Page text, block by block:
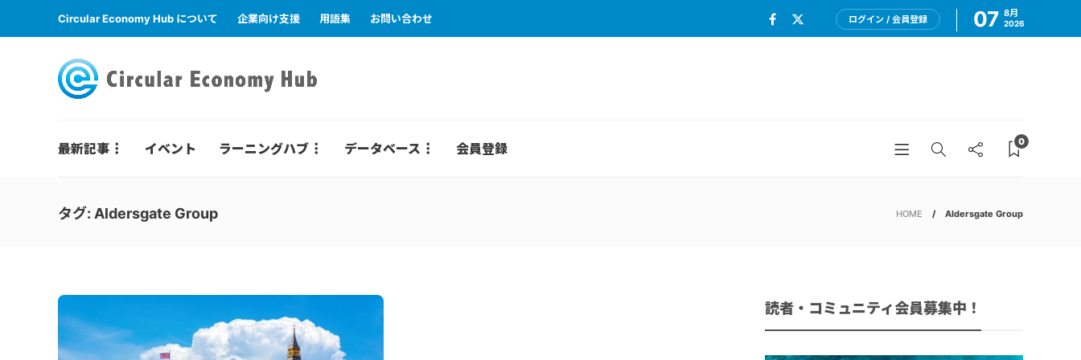
Circular Economy Hub について 企業向け支援 用語集 お問い合わせ ログイン / 会員登録 07 8月
2026
最新記事 イベント ラーニングハブ データベース 会員登録 0
タグ: Aldersgate Group HOME Aldersgate Group
読者・コミュニティ会員募集中！